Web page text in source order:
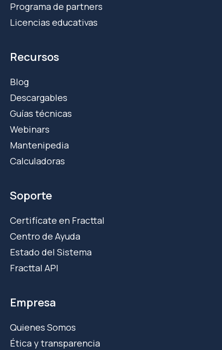
Programa de partners
Licencias educativas
Recursos
Blog
Descargables
Guías técnicas
Webinars
Mantenipedia
Calculadoras
Soporte
Certifícate en Fracttal
Centro de Ayuda
Estado del Sistema
Fracttal API
Empresa
Quienes Somos
Ética y transparencia